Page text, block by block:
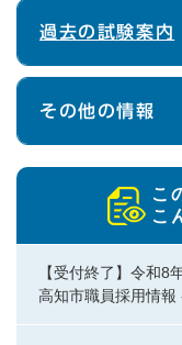
過去の試験案内
その他の情報
こ
こ
【受付終了】令和8
高知市職員採用情報